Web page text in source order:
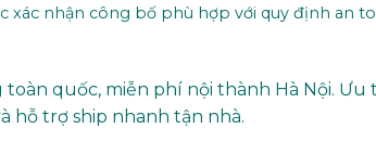
xác nhận công bố phù hợp với quy định an
toàn quốc, miễn phí nội thành Hà Nội.
hỗ trợ ship nhanh tận nhà.